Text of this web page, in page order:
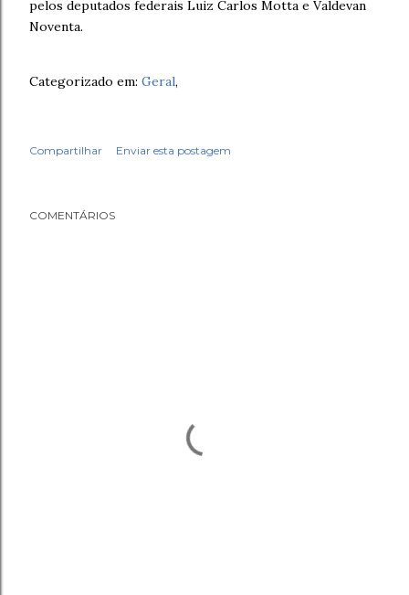
pelos deputados federais Luiz Carlos Motta e Valdevan
Noventa.
Categorizado em: Geral,
Compartilhar Enviar esta postagem
COMENTÁRIOS